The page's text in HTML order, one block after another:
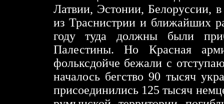
Латвии, Эстонии, Белоруссии,
из Траснистрии и ближайших
году туда должны были
Палестины. Но Красная
фольксдойче бежали с
началось бегство 90 тысяч
присоединились 125 тысяч